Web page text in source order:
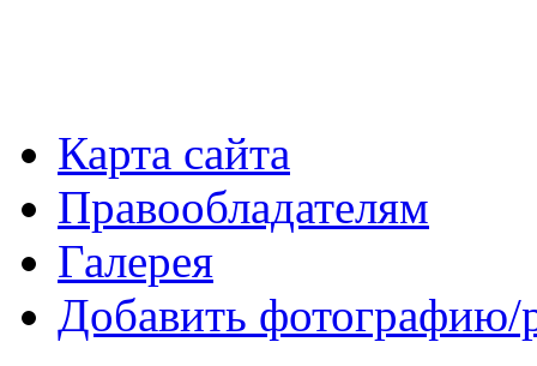
Карта сайта
Правообладателям
Галерея
Добавить фотографию/